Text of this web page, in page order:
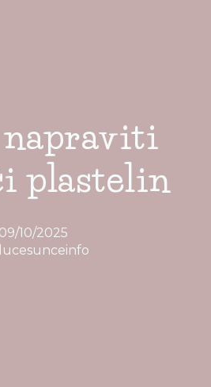
napraviti
plastelin
09/10/2025
lucesunceinfo